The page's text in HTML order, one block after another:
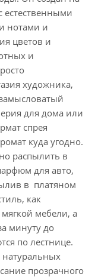
естественными
нотами и
цветов и
и
художника,
для дома или
спрея
куда угодно.
распылить в
для авто,
в платяном
как
мебели, а
минуту до
по лестнице.
прозрачного